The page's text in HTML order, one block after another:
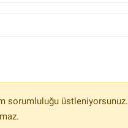
sorumluluğu üstleniyorsunuz.